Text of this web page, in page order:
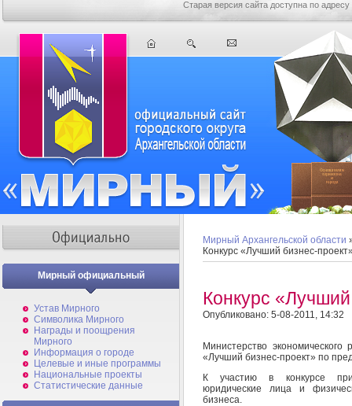
Старая версия сайта доступна по адресу
Мирный официальный
Устав Мирного
Символика Мирного
Награды и поощрения
Мирного
Информация о городе
Целевые и иные программы
Национальные проекты
Статистические данные
Мирный Архангельской области
Конкурс «Лучший бизнес-
Конкурс
Опубликовано: 5-08-2011, 14:32
Министерство экономического
«Лучший бизнес-проект» по
К участию в конкурсе
юридические лица и
бизнеса.